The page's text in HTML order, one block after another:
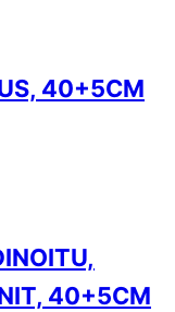
40+5CM
40+5CM